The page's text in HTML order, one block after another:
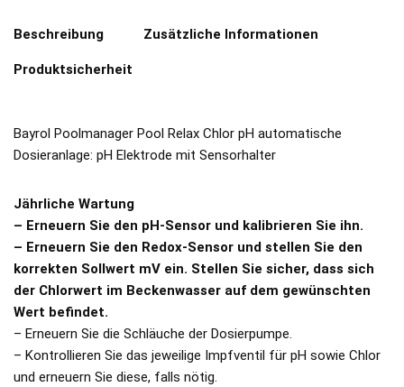
Beschreibung Zusätzliche Informationen
Produktsicherheit
Bayrol Poolmanager Pool Relax Chlor pH automatische
Dosieranlage: pH Elektrode mit Sensorhalter
Jährliche Wartung
– Erneuern Sie den pH-Sensor und kalibrieren Sie ihn.
– Erneuern Sie den Redox-Sensor und stellen Sie den
korrekten Sollwert mV ein. Stellen Sie sicher, dass sich
der Chlorwert im Beckenwasser auf dem gewünschten
Wert befindet.
– Erneuern Sie die Schläuche der Dosierpumpe.
– Kontrollieren Sie das jeweilige Impfventil für pH sowie Chlor
und erneuern Sie diese, falls nötig.